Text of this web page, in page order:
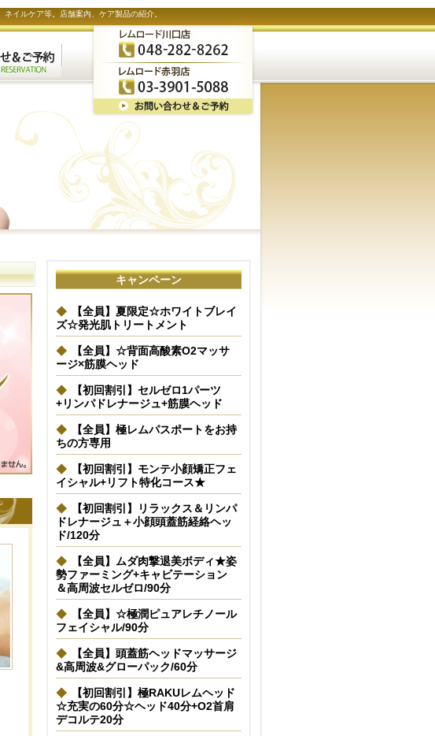
イルケア等。店舗案内、ケア製品の紹介。
キャンペーン
【全員】夏限定☆ホワイトブレイ
ズ☆発光肌トリートメント
【全員】☆背面高酸素O2マッサ
ージ×筋膜ヘッド
【初回割引】セルゼロ1パーツ
+リンパドレナージュ+筋膜ヘッド
【全員】極レムパスポートをお持
ちの方専用
【初回割引】モンテ小顔矯正フェ
イシャル+リフト特化コース★
【初回割引】リラックス＆リンパ
ドレナージュ＋小顔頭蓋筋経絡ヘッ
ド/120分
【全員】ムダ肉撃退美ボディ★姿
勢ファーミング+キャビテーション
＆高周波セルゼロ/90分
【全員】☆極潤ピュアレチノール
フェイシャル/90分
【全員】頭蓋筋ヘッドマッサージ
&高周波&グローパック/60分
【初回割引】極RAKUレムヘッド
☆充実の60分☆ヘッド40分+O2首肩
デコルテ20分